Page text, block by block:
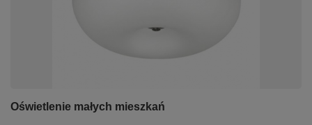
Oświetlenie małych mieszkań